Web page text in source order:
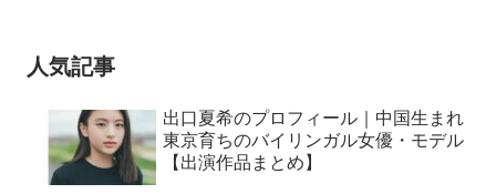
人気記事
出口夏希のプロフィール｜中国生まれ
東京育ちのバイリンガル女優・モデル
【出演作品まとめ】